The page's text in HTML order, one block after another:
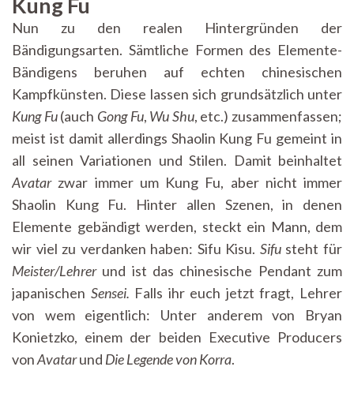
Kung Fu
Nun zu den realen Hintergründen der
Bändigungsarten. Sämtliche Formen des Elemente-
Bändigens beruhen auf echten chinesischen
Kampfkünsten. Diese lassen sich grundsätzlich unter
Kung Fu(auch Gong Fu, Wu Shu, etc.) zusammenfassen;
meist ist damit allerdings Shaolin Kung Fu gemeint in
all seinen Variationen und Stilen. Damit beinhaltet
Avatar zwar immer um Kung Fu, aber nicht immer
Shaolin Kung Fu. Hinter allen Szenen, in denen
Elemente gebändigt werden, steckt ein Mann, dem
wir viel zu verdanken haben: Sifu Kisu. Sifusteht für
Meister/Lehrerund ist das chinesische Pendant zum
japanischen Sensei. Falls ihr euch jetzt fragt, Lehrer
von wem eigentlich: Unter anderem von Bryan
Konietzko, einem der beiden Executive Producers
vonAvatarund Die Legende von Korra.